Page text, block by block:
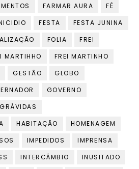
FARMAR AURA
FÉ
FESTA
FESTA JUNINA
FOLIA
FREI
MARTIHHO
FREI MARTINHO
GESTÃO
GLOBO
GOVERNO
GRÁVIDAS
HABITAÇÃO
HOMENAGEM
IMPEDIDOS
IMPRENSA
INTERCÂMBIO
INUSITADO